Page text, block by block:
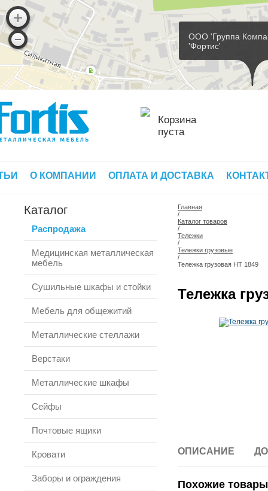
ООО 'Группа
'Фортис'
Корзина
пуста
О КОМПАНИИ ОПЛАТА И ДОСТАВКА
Каталог
Распродажа
Медицинская металлическая
мебель
Сушильные шкафы и стойки
Мебель для общежитий
Металлические стеллажи
Верстаки
Металлические шкафы
Сейфы
Почтовые ящики
Кровати
Заборы и ограждения
Главная
/
Каталог товаров
/
Тележки
/
Тележки грузовые
/
Тележка грузовая HT 1849
Тележка
ОПИСАНИЕ
Похожие